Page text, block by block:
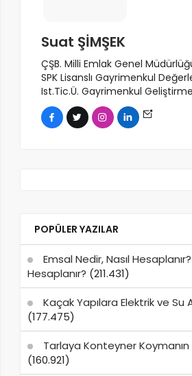
Suat ŞİMŞEK
ÇŞB. Milli Emlak Genel
SPK Lisanslı Gayrimenkul
Ist.Tic.Ü. Gayrimenkul
POPÜLER YAZILAR
Emsal Nedir, Nasıl
Hesaplanır? (211.431)
Kaçak Yapılara Elektrik ve Su
(177.475)
Tarlaya Konteyner Koymanın
(160.921)